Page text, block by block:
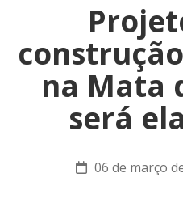
na Mata
será
06 de março